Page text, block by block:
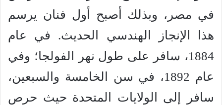
في مصر، وبذلك أصبح أول فنان يرسم
هذا الإنجاز الهندسي الحديث. في عام
1884، سافر على طول نهر الفولجا؛ وفي
عام 1892، في سن الخامسة والسبعين،
سافر إلى الولايات المتحدة حيث حرص